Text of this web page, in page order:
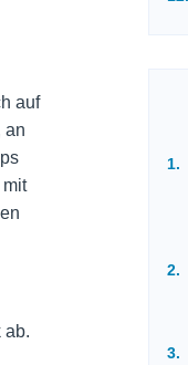
auf
an
ab.